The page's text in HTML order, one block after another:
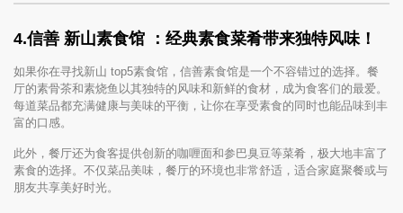
4.信善 新山素食馆 ：经典素食菜肴带来独特风味！
如果你在寻找新山 top5素食馆，信善素食馆是一个不容错过的选择。餐
厅的素骨茶和素烧鱼以其独特的风味和新鲜的食材，成为食客们的最爱。
每道菜品都充满健康与美味的平衡，让你在享受素食的同时也能品味到丰
富的口感。
此外，餐厅还为食客提供创新的咖喱面和参巴臭豆等菜肴，极大地丰富了
素食的选择。不仅菜品美味，餐厅的环境也非常舒适，适合家庭聚餐或与
朋友共享美好时光。